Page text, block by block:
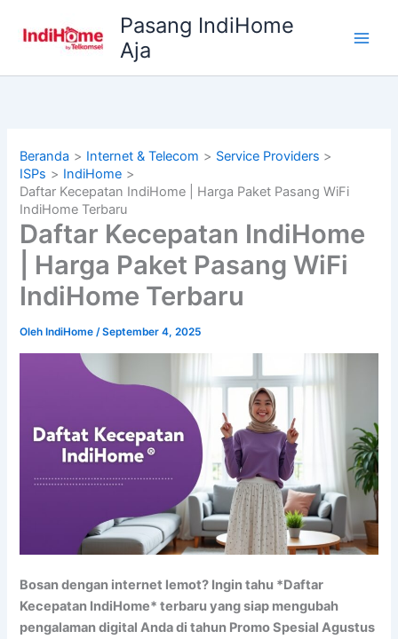
Pasang IndiHome
Aja
Beranda Internet & Telecom
Service Providers
ISPs
IndiHome
Daftar Kecepatan IndiHome | Harga Paket Pasang WiFi
IndiHome Terbaru
Daftar Kecepatan IndiHome
| Harga Paket Pasang WiFi
IndiHome Terbaru
Oleh IndiHome/September 4, 2025
Bosan dengan internet lemot? Ingin tahu *Daftar
Kecepatan IndiHome* terbaru yang siap mengubah
pengalaman digital Anda di tahun Promo Spesial Agustus